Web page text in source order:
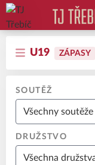
U19 ZÁPASY
SOUTĚŽ
DRUŽSTVO